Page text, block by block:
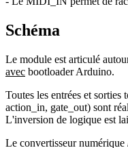
Schéma
Le module est articulé
avec bootloader Arduino.
Toutes les entrées et
action_in, gate_out) sont
L'inversion de logique est
Le convertisseur